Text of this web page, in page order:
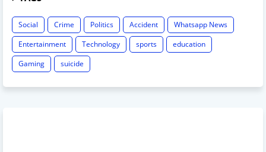
Social Crime Politics Accident
Whatsapp News
Entertainment
Technology sports
education
Gaming
suicide